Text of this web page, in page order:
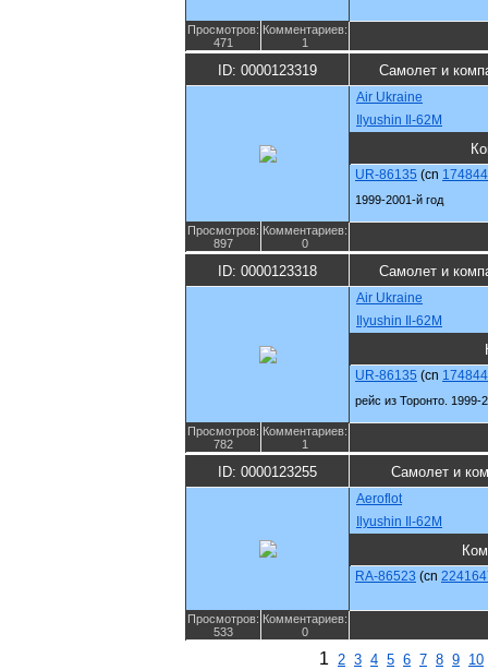
Просмотров:
471
Комментариев:
1
ID: 0000123319 Самолет и
Air Ukraine
Ilyushin Il-62M
UR-86135 (cn
1999-2001-й год
Просмотров:
897
Комментариев:
0
ID: 0000123318 Самолет и
Air Ukraine
Ilyushin Il-62M
UR-86135 (cn
рейс из Торонто. 1999-
Просмотров:
782
Комментариев:
1
ID: 0000123255 Самолет и
Aeroflot
Ilyushin Il-62M
RA-86523 (cn
Просмотров:
533
Комментариев:
0
1 2 3 4 5 6 7 8 9 10